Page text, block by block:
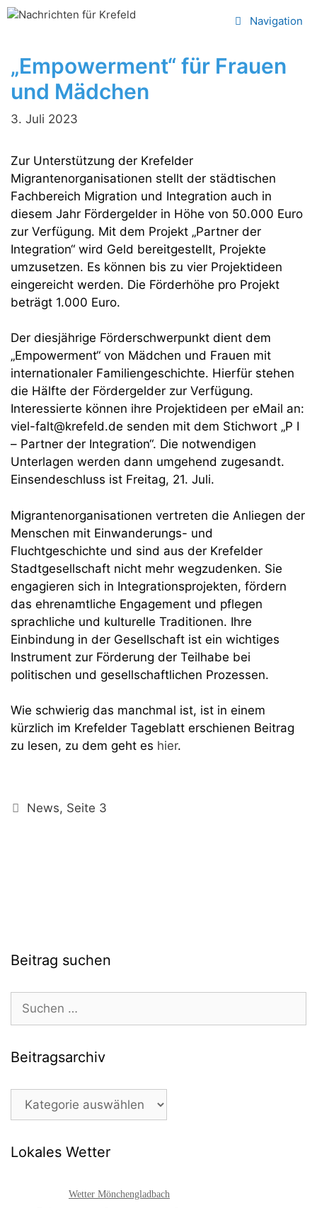
Zum
Navigation
„Empowerment“ für Frauen
und Mädchen
3. Juli 2023
Zur Unterstützung der Krefelder
Migrantenorganisationen stellt der städtischen
Fachbereich Migration und Integration auch in
diesem Jahr Fördergelder in Höhe von 50.000 Euro
zur Verfügung. Mit dem Projekt „Partner der
Integration“ wird Geld bereitgestellt, Projekte
umzusetzen. Es können bis zu vier Projektideen
eingereicht werden. Die Förderhöhe pro Projekt
beträgt 1.000 Euro.
Der diesjährige Förderschwerpunkt dient dem
„Empowerment“ von Mädchen und Frauen mit
internationaler Familiengeschichte. Hierfür stehen
die Hälfte der Fördergelder zur Verfügung.
Interessierte können ihre Projektideen per eMail an:
viel-falt@krefeld.de senden mit dem Stichwort „P I
– Partner der Integration“. Die notwendigen
Unterlagen werden dann umgehend zugesandt.
Einsendeschluss ist Freitag, 21. Juli.
Migrantenorganisationen vertreten die Anliegen der
Menschen mit Einwanderungs- und
Fluchtgeschichte und sind aus der Krefelder
Stadtgesellschaft nicht mehr wegzudenken. Sie
engagieren sich in Integrationsprojekten, fördern
das ehrenamtliche Engagement und pflegen
sprachliche und kulturelle Traditionen. Ihre
Einbindung in der Gesellschaft ist ein wichtiges
Instrument zur Förderung der Teilhabe bei
politischen und gesellschaftlichen Prozessen.
Wie schwierig das manchmal ist, ist in einem
kürzlich im Krefelder Tageblatt erschienen Beitrag
zu lesen, zu dem geht es hier.
Kategorien
News, Seite 3
Beitrag suchen
Suchen
nach:
Beitragsarchiv
Beitragsarchiv
Lokales Wetter
Wetter Mönchengladbach